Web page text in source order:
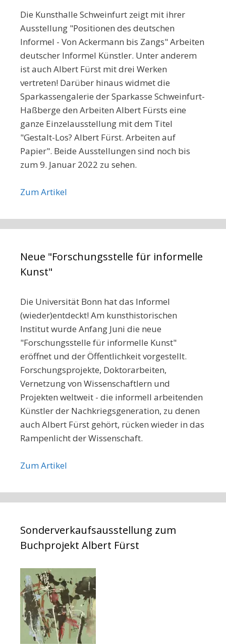
Die Kunsthalle Schweinfurt zeigt mit ihrer
Ausstellung "Positionen des deutschen
Informel - Von Ackermann bis Zangs" Arbeiten
deutscher Informel Künstler. Unter anderem
ist auch Albert Fürst mit drei Werken
vertreten! Darüber hinaus widmet die
Sparkassengalerie der Sparkasse Schweinfurt-
Haßberge den Arbeiten Albert Fürsts eine
ganze Einzelausstellung mit dem Titel
"Gestalt-Los? Albert Fürst. Arbeiten auf
Papier". Beide Ausstellungen sind noch bis
zum 9. Januar 2022 zu sehen.
Zum Artikel
Neue "Forschungsstelle für informelle
Kunst"
Die Universität Bonn hat das Informel
(wieder)entdeckt! Am kunsthistorischen
Institut wurde Anfang Juni die neue
"Forschungsstelle für informelle Kunst"
eröffnet und der Öffentlichkeit vorgestellt.
Forschungsprojekte, Doktorarbeiten,
Vernetzung von Wissenschaftlern und
Projekten weltweit - die informell arbeitenden
Künstler der Nachkriegsgeneration, zu denen
auch Albert Fürst gehört, rücken wieder in das
Rampenlicht der Wissenschaft.
Zum Artikel
Sonderverkaufsausstellung zum
Buchprojekt Albert Fürst